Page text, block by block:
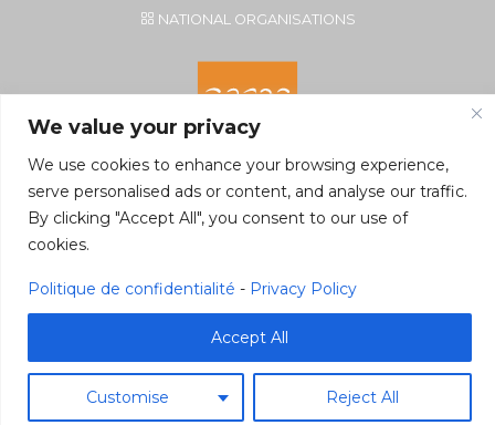
We value your privacy
We use cookies to enhance your browsing experience,
serve personalised ads or content, and analyse our traffic.
By clicking "Accept All", you consent to our use of
cookies.
Politique de confidentialité - Privacy Policy
Customise Reject All
Accept All
NATIONAL ORGANISATIONS
5590 Ciney, Belgium
Tel. +32 496 22 22 96
©2026 eftacim.org Web tools Pragmacom